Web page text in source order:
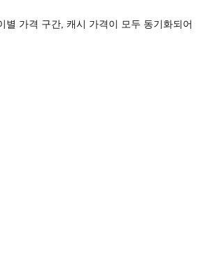
별 가격 구간, 캐시 가격이 모두 동기화되어